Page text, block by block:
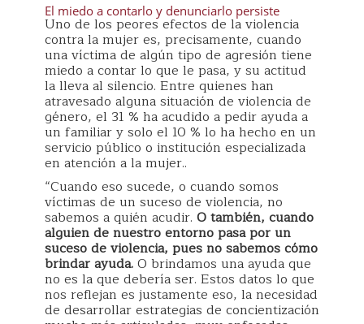
El miedo a contarlo y denunciarlo persiste
Uno de los peores efectos de la violencia
contra la mujer es, precisamente, cuando
una víctima de algún tipo de agresión tiene
miedo a contar lo que le pasa, y su actitud
la lleva al silencio. Entre quienes han
atravesado alguna situación de violencia de
género, el 31 % ha acudido a pedir ayuda a
un familiar y solo el 10 % lo ha hecho en un
servicio público o institución especializada
en atención a la mujer..
“Cuando eso sucede, o cuando somos
víctimas de un suceso de violencia, no
sabemos a quién acudir. O también, cuando
alguien de nuestro entorno pasa por un
suceso de violencia, pues no sabemos cómo
brindar ayuda.O brindamos una ayuda que
no es la que debería ser. Estos datos lo que
nos reflejan es justamente eso, la necesidad
de desarrollar estrategias de concientización